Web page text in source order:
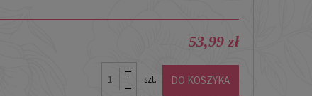
53,99 zł
szt. DO KOSZYKA